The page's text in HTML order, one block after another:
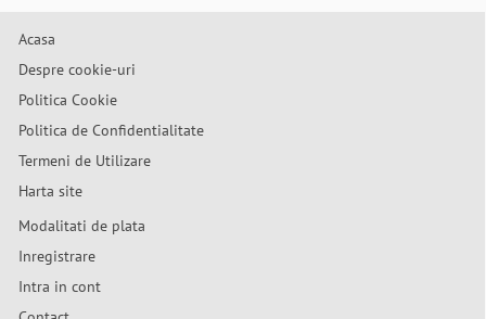
Acasa
Despre cookie-uri
Politica Cookie
Politica de Confidentialitate
Termeni de Utilizare
Harta site
Modalitati de plata
Inregistrare
Intra in cont